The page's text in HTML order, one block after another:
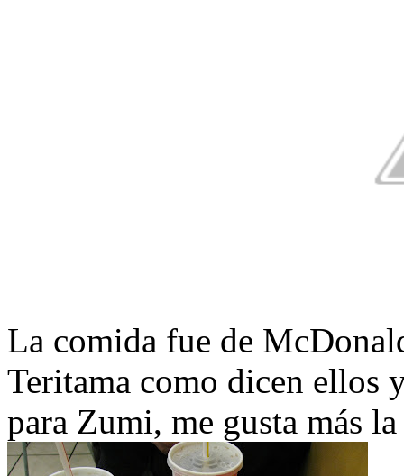
La comida fue de
Teritama como dicen ellos
para Zumi, me gusta más